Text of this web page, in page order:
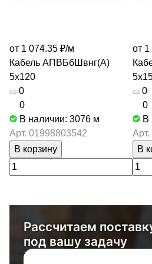
от 1 074.35 ₽/м
Кабель АПВБбШвнг(А)
5х120
0
0
В наличии: 3076 м
Арт. 01998803542
В корзину
от
0
0
В
Арт.
В
Рассчитаем
под вашу задачу